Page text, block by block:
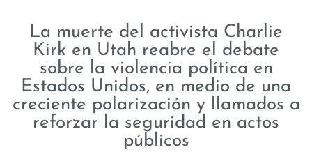
La muerte del activista Charlie
Kirk en Utah reabre el debate
sobre la violencia política en
Estados Unidos, en medio de una
creciente polarización y llamados a
reforzar la seguridad en actos
públicos